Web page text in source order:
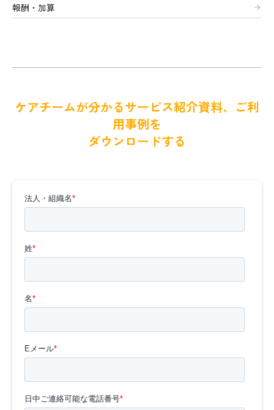
報酬・加算 arrow_forward
ケアチームが分かるサービス紹介資料、ご利
用事例を
ダウンロードする